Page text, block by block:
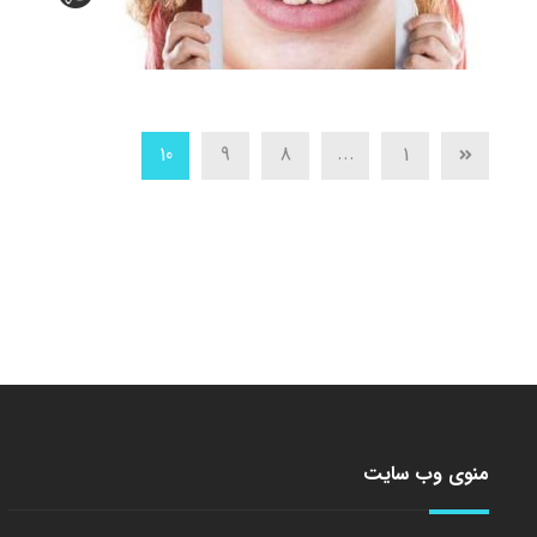
1
...
8
9
10
منوی وب سایت